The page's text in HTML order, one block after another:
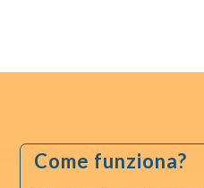
Come funziona?